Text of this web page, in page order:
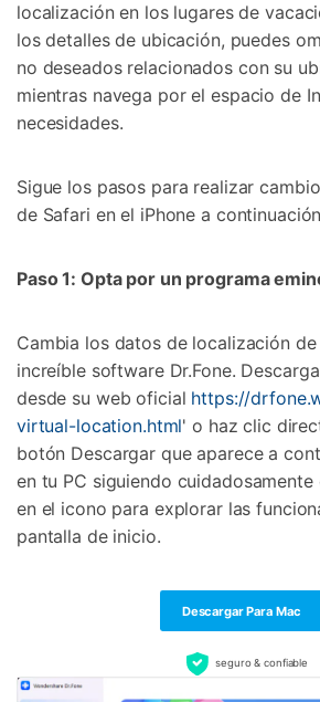
localización en los lugares de
los detalles de ubicación, puedes
no deseados relacionados con su
mientras navega por el espacio de
necesidades.
Sigue los pasos para realizar
de Safari en el iPhone a continuación
Paso 1: Opta por un programa
Cambia los datos de localización
increíble software Dr.Fone.
desde su web oficial https://
virtual-location.html' o haz clic
botón Descargar que aparece a
en tu PC siguiendo cuidadosamente
en el icono para explorar las
pantalla de inicio.
Descargar Para Mac
seguro & confiable